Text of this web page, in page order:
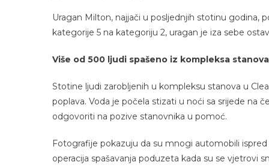
Uragan Milton, najjači u posljednjih stotinu godina,
kategorije 5 na kategoriju 2, uragan je iza sebe
Više od 500 ljudi spašeno iz kompleksa
Stotine ljudi zarobljenih u kompleksu stanova u
poplava. Voda je počela stizati u noći sa srijede na
odgovoriti na pozive stanovnika u pomoć.
Fotografije pokazuju da su mnogi automobili
operacija spašavanja poduzeta kada su se vjetrovi